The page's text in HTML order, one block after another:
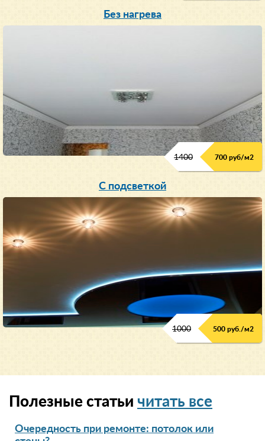
Без нагрева
1400 700 руб/м2
С подсветкой
1000 500 руб./м2
Полезные статьи читать все
Очередность при ремонте: потолок или